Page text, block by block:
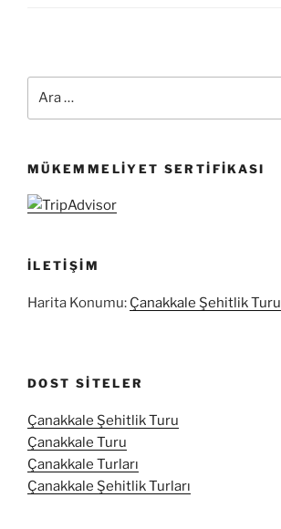
MÜKEMMELIYET SERTIFIKASI
İLETIŞIM
Harita Konumu: Çanakkale Şehitlik Turu
DOST SITELER
Çanakkale Şehitlik Turu
Çanakkale Turu
Çanakkale Turları
Çanakkale Şehitlik Turları